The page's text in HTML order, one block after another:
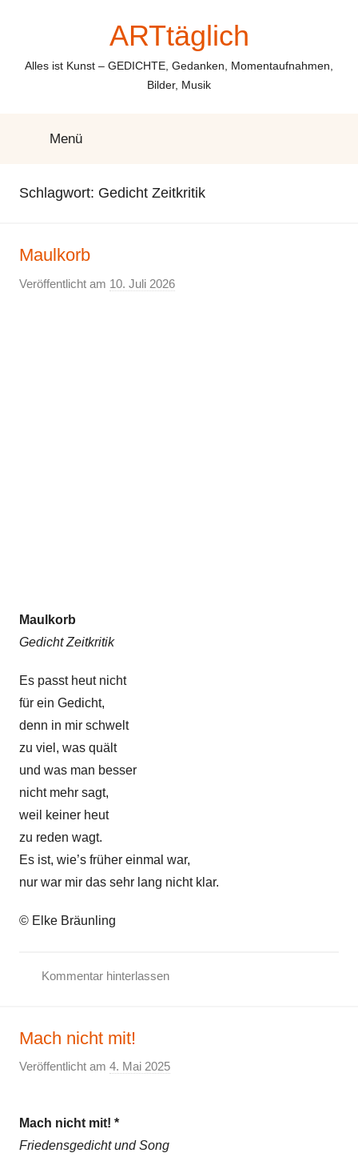
ARTtäglich
Alles ist Kunst – GEDICHTE, Gedanken, Momentaufnahmen,
Bilder, Musik
Menü
Schlagwort: Gedicht Zeitkritik
Maulkorb
Veröffentlicht am 10. Juli 2026
Maulkorb
Gedicht Zeitkritik
Es passt heut nicht
für ein Gedicht,
denn in mir schwelt
zu viel, was quält
und was man besser
nicht mehr sagt,
weil keiner heut
zu reden wagt.
Es ist, wie’s früher einmal war,
nur war mir das sehr lang nicht klar.
© Elke Bräunling
d
a
e
n
Kommentar hinterlassen
Mach nicht mit!
Veröffentlicht am 4. Mai 2025
Mach nicht mit! *
Friedensgedicht und Song